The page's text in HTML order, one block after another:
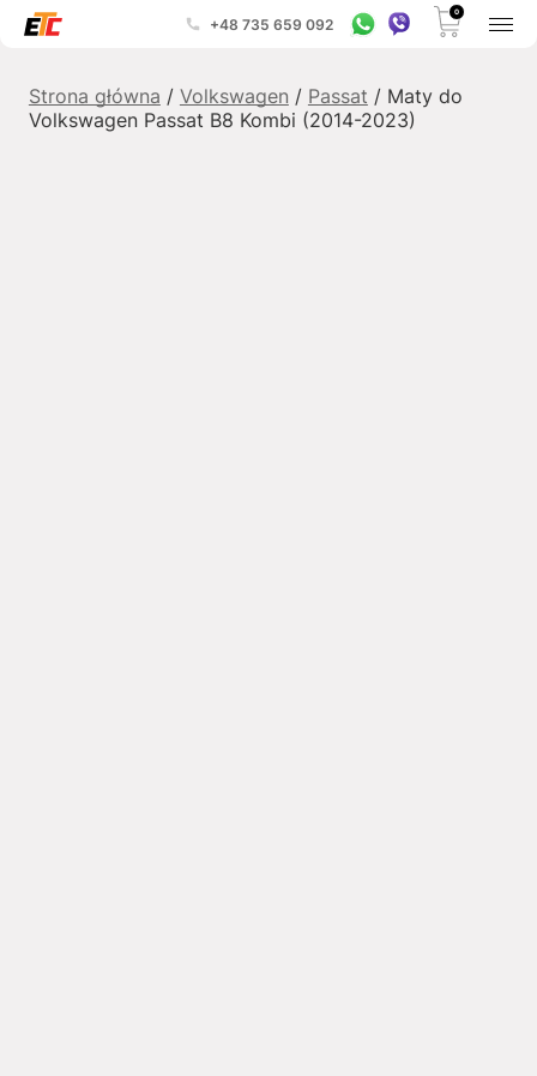
+48 735 659 092
0
Strona główna / Volkswagen / Passat / Maty do
Volkswagen Passat B8 Kombi (2014-2023)